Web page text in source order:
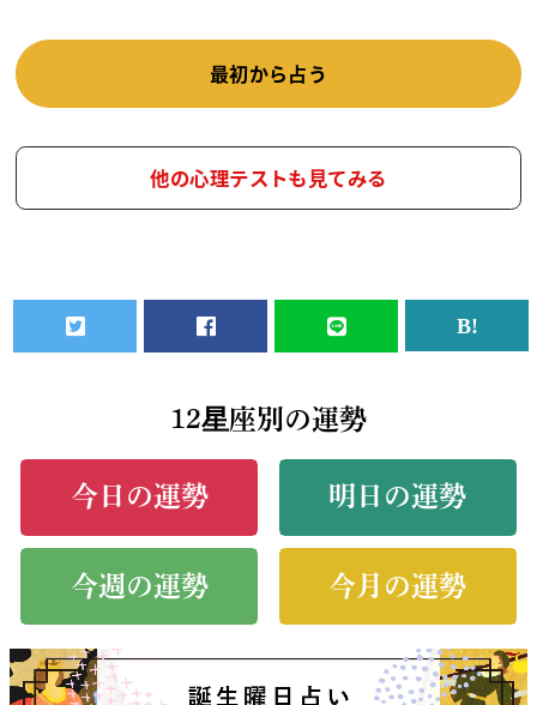
最初から占う
他の心理テストも見てみる
12星座別の運勢
今日の運勢 明日の運勢
今週の運勢 今月の運勢